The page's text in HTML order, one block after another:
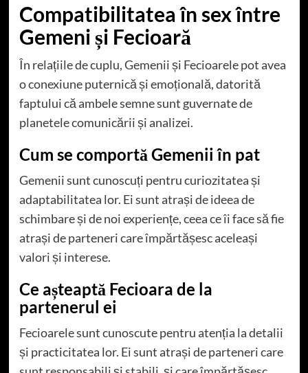
Compatibilitatea în sex între
Gemeni și Fecioară
În relațiile de cuplu, Gemenii și Fecioarele pot avea
o conexiune puternică și emoțională, datorită
faptului că ambele semne sunt guvernate de
planetele comunicării și analizei.
Cum se comportă Gemenii în pat
Gemenii sunt cunoscuți pentru curiozitatea și
adaptabilitatea lor. Ei sunt atrași de ideea de
schimbare și de noi experiențe, ceea ce îi face să fie
atrași de parteneri care împărtășesc aceleași
valori și interese.
Ce așteaptă Fecioara de la
partenerul ei
Fecioarele sunt cunoscute pentru atenția la detalii
și practicitatea lor. Ei sunt atrași de parteneri care